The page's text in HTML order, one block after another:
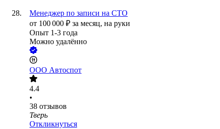
Менеджер по записи на СТО
от 100 000 ₽ за месяц, на руки
Опыт 1-3 года
Можно удалённо
ООО Автоспот
4.4
•
38 отзывов
Тверь
Откликнуться